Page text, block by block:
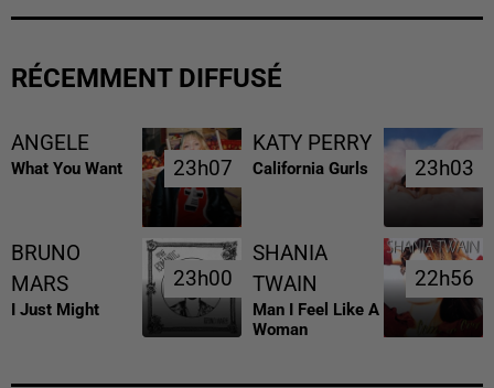
RÉCEMMENT DIFFUSÉ
ANGELE
What You Want 23h07
23h07
KATY PERRY
California Gurls 23h03
23h03
BRUNO
MARS
I Just Might
23h00
23h00
SHANIA
TWAIN
Man I Feel Like A
Woman
22h56
22h56